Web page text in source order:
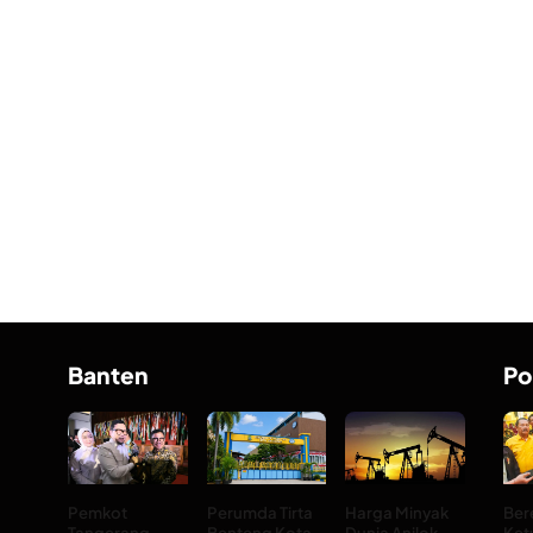
Banten
Pemkot
Perumda Tirta
Harga Minyak